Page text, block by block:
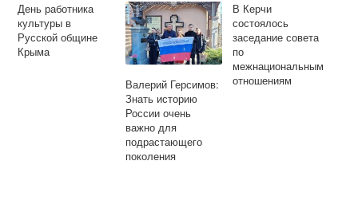
День работника
культуры в
Русской общине
Крыма
Валерий Герсимов:
Знать историю
России очень
важно для
подрастающего
поколения
В Керчи
состоялось
заседание совета
по
межнациональным
отношениям